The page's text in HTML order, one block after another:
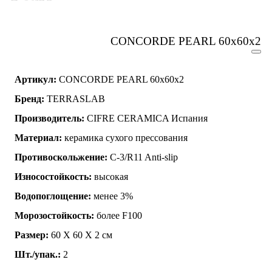
CONCORDE PEARL 60x60x2
Артикул: CONCORDE PEARL 60x60x2
Бренд: TERRASLAB
Производитель: CIFRE CERAMICA Испания
Материал: керамика сухого прессования
Противоскольжение: C-3/R11 Anti-slip
Износостойкость: высокая
Водопоглощение: менее 3%
Морозостойкость: более F100
Размер: 60 Х 60 Х 2 см
Шт./упак.: 2